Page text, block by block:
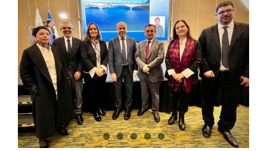
OFICINAS REGIONALES
DOCUMENTOS
SALA DE PRENSA
Image